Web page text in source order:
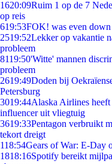
1620:09Ruim 1 op de 7
op reis
619:53FOK! was even down
2519:52Lekker op vakantie
probleem
8119:50'Witte' mannen
probleem
2619:49Doden bij
Petersburg
3019:44Alaska Airlines
influencer uit vliegtuig
3619:33Pentagon verbruikt
tekort dreigt
118:54Gears of War: E-Day
1818:16Spotify bereikt